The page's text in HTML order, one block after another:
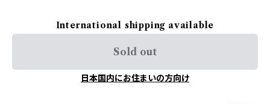
International shipping available
Sold out
日本国内にお住まいの方向け